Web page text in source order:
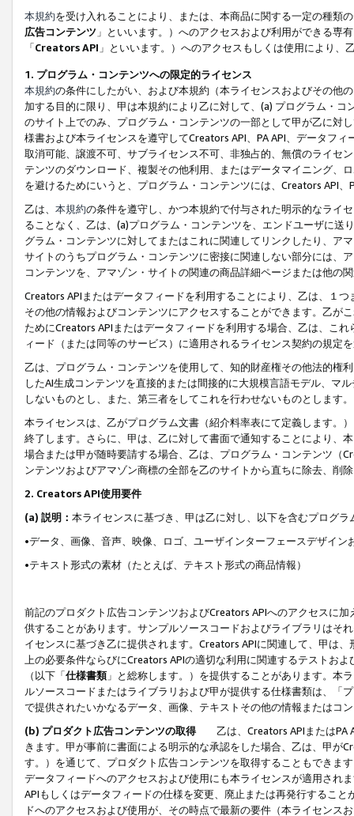
本規約を受け入れることにより、または、本商品に関する一定の種類
広告コンテンツ 」といいます。）へのアクセスおよび利用ができる専
「Creators API 」といいます。）へのアクセスもしくは使用により
1. プログラム・コンテンツへの限定的ライセンス
本規約の条件にしたがい、および本規約（本ライセンスおよびその他
加する目的に限り、甲は本規約により乙に対して、(a) プログラム・
のサイト上でのみ、プログラム・コンテンツの一部として甲が乙に対
様書および本ライセンスを遵守してCreators API、PA API、データフ
取消可能、譲渡不可、サブライセンス不可、非独占的、無償のライセ
テンツのダウンロード、複製その他利用、またはデータマイニング、
を避けるためにいうと、プログラム・コンテンツには、Creators API
乙は、 本規約の条件を遵守し、かつ本規約で付与された明示的なライ
ることなく、乙は、(a)プログラム・コンテンツを、エンドユーザに
グラム・コンテンツに対してまたはこれに関連してリンクしたり、ア
サイトのうちプログラム・コンテンツに密接に関連しない部分には、
コンテンツを、アマゾン・サイトの関連の商品詳細ページまたは他の
Creators APIまたはデータフィードを利用することにより、乙は、１
その他の情報およびコンテンツにアクセスすることができます。乙が
ためにCreators APIまたはデータフィードを利用する場合、乙は、こ
ィード（または同等のサービス）に適用されるライセンス契約の規定
乙は、プログラム・コンテンツを使用して、知的財産権その他法的権
したAI生成コンテンツを直接的または間接的に大規模言語モデル、マ
しないものとし、また、第三者をしてこれを行わせないものとします。
本ライセンスは、乙がプログラム文書（紹介料率表にて定義します。
終了します。さらに、甲は、乙に対して書面で通知することにより、
場合または甲が随時要請する場合、乙は、プログラム・コンテンツ（
ンテンツおよびアマゾン商標の全部を乙のサイトから直ちに除去、削
2. Creators API使用要件
(a) 説明： 本ライセンスに基づき、甲は乙に対し、以下を含むプログ
•データ、画像、音声、映像、ロゴ、ユーザインターフェースデザイ
•テキスト形式の素材（たとえば、テキスト形式の商品情報）
前記のプロダクト広告コンテンツおよびCreators APIへのアクセスに
供することがあります。サンプルソースコードおよびライブラリはそ
イセンスに基づき乙に提供されます。Creators APIに関連して、甲は
上の必要条件ならびにCreators APIの適切な利用に関連するテストお
（以下「仕様書類」と総称します。）を提供することがあります。本
ルソースコードまたはライブラリおよび甲が提供する仕様書類は、「
で提供されたいかなるデータ、画像、テキストその他の情報またはコ
(b) プロダクト広告コンテンツの取得
乙は、Creators APIまたはPA
きます。甲が事前に書面による明示的な承認をした場合、乙は、甲が
す。）を通じて、プロダクト広告コンテンツを取得することもできま
データフィードへのアクセスおよび使用にも本ライセンスが適用され
APIもしくはデータフィードの仕様を変更、廃止または再発行するこ
ドへのアクセスおよび使用が、その時点で最新の要件（本ライセン